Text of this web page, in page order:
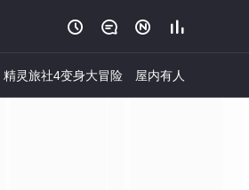
   
精灵旅社4变身大冒险 屋内有人